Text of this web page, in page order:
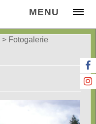
MENU
> Fotogalerie